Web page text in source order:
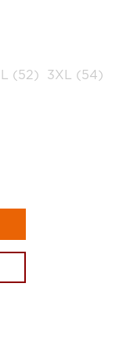
(52)
3XL (54)